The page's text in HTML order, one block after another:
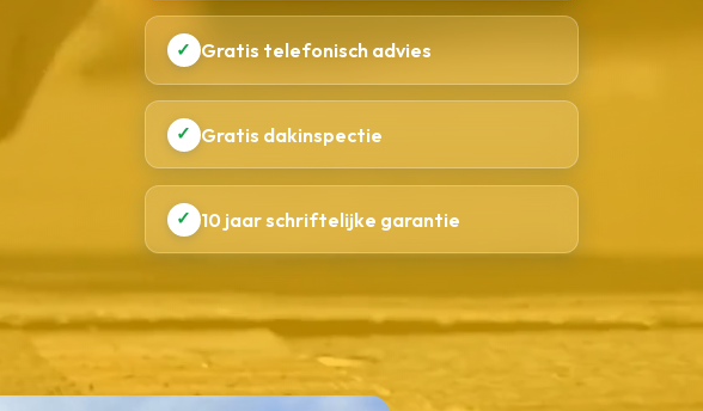
✓ Gratis telefonisch advies
✓ Gratis dakinspectie
✓ 10 jaar schriftelijke garantie